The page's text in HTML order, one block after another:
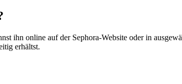
ihn online auf der Sephora-Website oder in
erhältst.